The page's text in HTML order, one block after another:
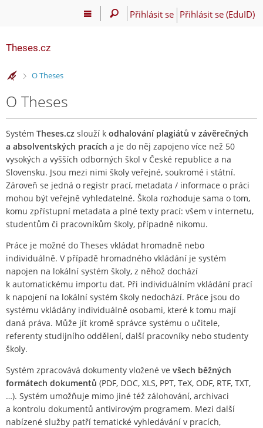
Přihlásit se Přihlásit se (EduID)
Theses.cz
>
O Theses
O Theses
Systém Theses.cz slouží k odhalování plagiátů v závěrečných
a absolventských pracích a je do něj zapojeno více než 50
vysokých a vyšších odborných škol v České republice a na
Slovensku. Jsou mezi nimi školy veřejné, soukromé i státní.
Zároveň se jedná o registr prací, metadata / informace o práci
mohou být veřejně vyhledatelné. Škola rozhoduje sama o tom,
komu zpřístupní metadata a plné texty prací: všem v internetu,
studentům či pracovníkům školy, případně nikomu.
Práce je možné do Theses vkládat hromadně nebo
individuálně. V případě hromadného vkládání je systém
napojen na lokální systém školy, z něhož dochází
k automatickému importu dat. Při individuálním vkládání prací
k napojení na lokální systém školy nedochází. Práce jsou do
systému vkládány individuálně osobami, které k tomu mají
daná práva. Může jít kromě správce systému o učitele,
referenty studijního oddělení, další pracovníky nebo studenty
školy.
Systém zpracovává dokumenty vložené ve všech běžných
formátech dokumentů (PDF, DOC, XLS, PPT, TeX, ODF, RTF, TXT,
…). Systém umožňuje mimo jiné též zálohování, archivaci
a kontrolu dokumentů antivirovým programem. Mezi další
nabízené služby patří tematické vyhledávání v pracích,